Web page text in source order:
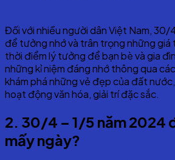
Đối với nhiều người dân Việt Nam, 30/
để tưởng nhớ và trân trọng những giá
thời điểm lý tưởng để bạn bè và gia
những kỉ niệm đáng nhớ thông qua
khám phá những vẻ đẹp của đất
hoạt động văn hóa, giải trí đặc sắc.
2. 30/4 – 1/5 năm 2024
mấy ngày?